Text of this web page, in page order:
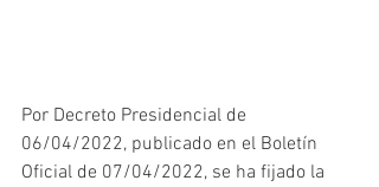
Por Decreto Presidencial de
06/04/2022, publicado en el Boletín
Oficial de 07/04/2022, se ha fijado la